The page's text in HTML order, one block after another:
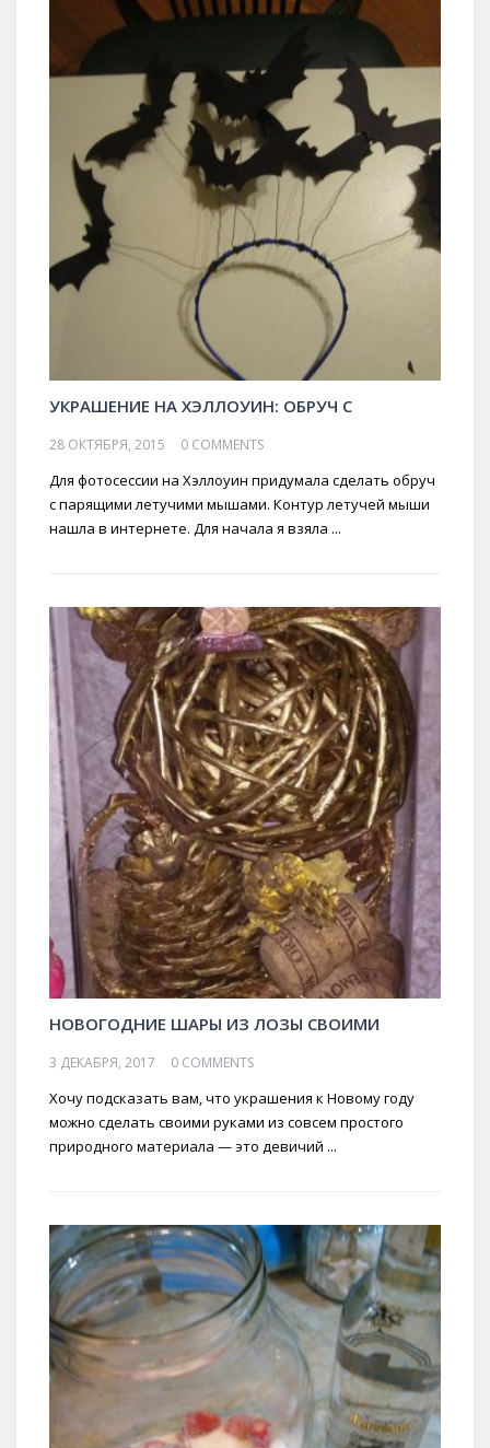
УКРАШЕНИЕ НА ХЭЛЛОУИН: ОБРУЧ С
28 ОКТЯБРЯ, 2015 0 COMMENTS
Для фотосессии на Хэллоуин придумала сделать обруч
с парящими летучими мышами. Контур летучей мыши
нашла в интернете. Для начала я взяла ...
НОВОГОДНИЕ ШАРЫ ИЗ ЛОЗЫ СВОИМИ
3 ДЕКАБРЯ, 2017 0 COMMENTS
Хочу подсказать вам, что украшения к Новому году
можно сделать своими руками из совсем простого
природного материала — это девичий ...